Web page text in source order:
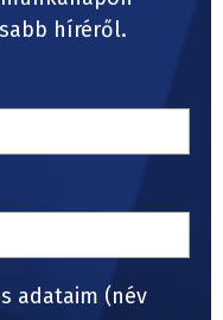
híréről.
adataim (név